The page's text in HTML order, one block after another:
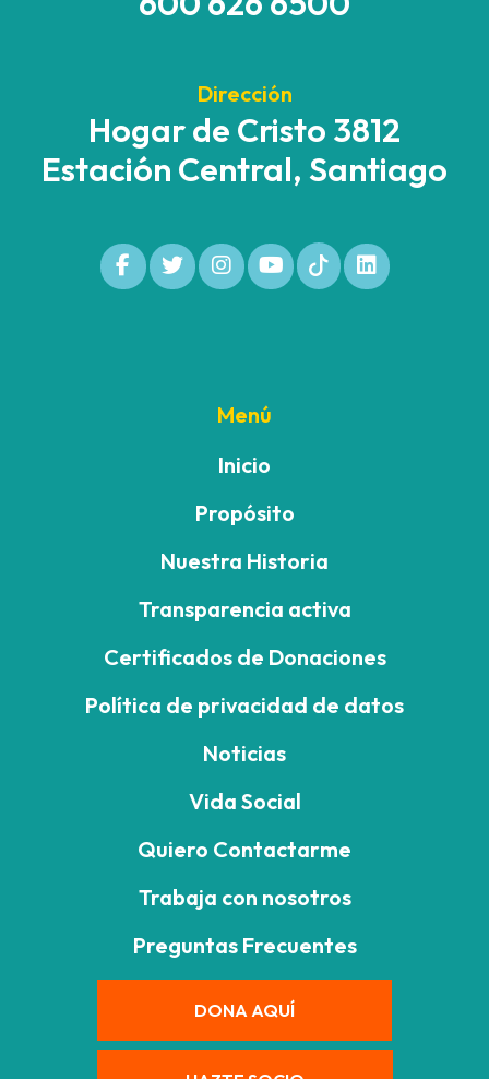
Dirección
Hogar de Cristo 3812
Estación Central, Santiago
Menú
Inicio
Propósito
Nuestra Historia
Transparencia activa
Certificados de Donaciones
Política de privacidad de datos
Noticias
Vida Social
Quiero Contactarme
Trabaja con nosotros
Preguntas Frecuentes
DONA AQUÍ